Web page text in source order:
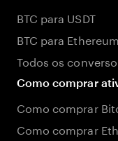
BTC para USDT
BTC para Ethereum
Todos os
Como comprar
Como comprar
Como comprar